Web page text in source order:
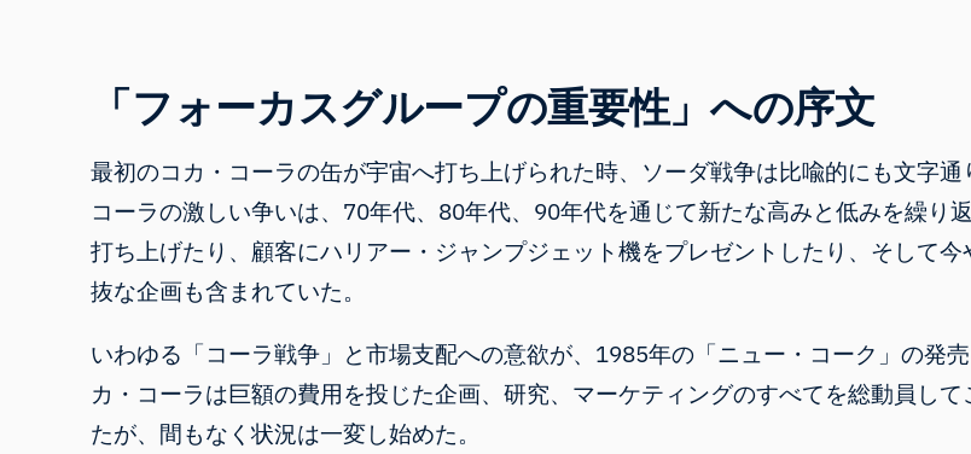
「フォーカスグループの重要性」への序文
最初のコカ・コーラの缶が宇宙へ打ち上げられた時、ソーダ戦争は比喩的にも文字
コーラの激しい争いは、70年代、80年代、90年代を通じて新たな高みと低みを繰り
打ち上げたり、顧客にハリアー・ジャンプジェット機をプレゼントしたり、そして
抜な企画も含まれていた。
いわゆる「コーラ戦争」と市場支配への意欲が、1985年の「ニュー・コーク 」の発
カ・コーラは巨額の費用を投じた企画、研究、マーケティングのすべてを総動員し
たが、間もなく状況は一変し始めた。